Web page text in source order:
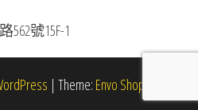
號15F-1
| Theme: Envo Shop